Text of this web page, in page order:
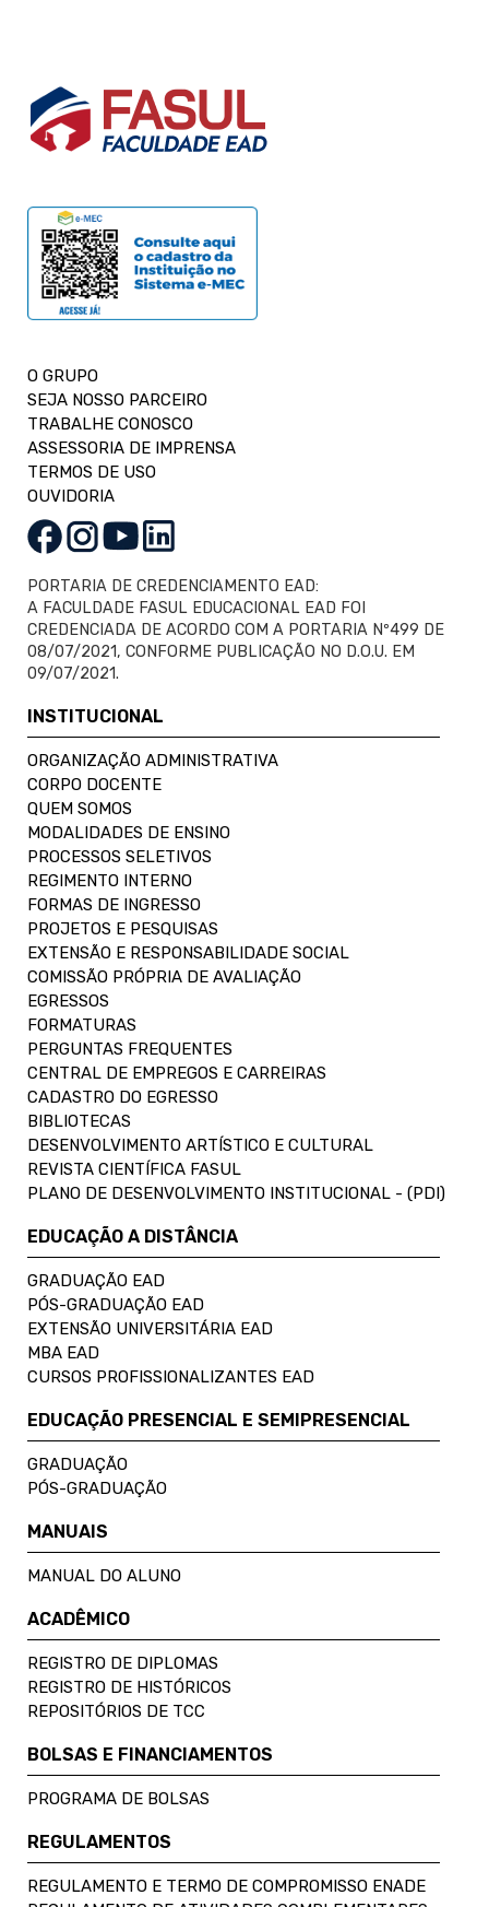
O GRUPO
SEJA NOSSO PARCEIRO
TRABALHE CONOSCO
ASSESSORIA DE IMPRENSA
TERMOS DE USO
OUVIDORIA
PORTARIA DE CREDENCIAMENTO EAD:
A FACULDADE FASUL EDUCACIONAL EAD FOI
CREDENCIADA DE ACORDO COM A PORTARIA Nº499 DE
08/07/2021, CONFORME PUBLICAÇÃO NO D.O.U. EM
09/07/2021.
INSTITUCIONAL
ORGANIZAÇÃO ADMINISTRATIVA
CORPO DOCENTE
QUEM SOMOS
MODALIDADES DE ENSINO
PROCESSOS SELETIVOS
REGIMENTO INTERNO
FORMAS DE INGRESSO
PROJETOS E PESQUISAS
EXTENSÃO E RESPONSABILIDADE SOCIAL
COMISSÃO PRÓPRIA DE AVALIAÇÃO
EGRESSOS
FORMATURAS
PERGUNTAS FREQUENTES
CENTRAL DE EMPREGOS E CARREIRAS
CADASTRO DO EGRESSO
BIBLIOTECAS
DESENVOLVIMENTO ARTÍSTICO E CULTURAL
REVISTA CIENTÍFICA FASUL
PLANO DE DESENVOLVIMENTO INSTITUCIONAL - (PDI)
EDUCAÇÃO A DISTÂNCIA
GRADUAÇÃO EAD
PÓS-GRADUAÇÃO EAD
EXTENSÃO UNIVERSITÁRIA EAD
MBA EAD
CURSOS PROFISSIONALIZANTES EAD
EDUCAÇÃO PRESENCIAL E SEMIPRESENCIAL
GRADUAÇÃO
PÓS-GRADUAÇÃO
MANUAIS
MANUAL DO ALUNO
ACADÊMICO
REGISTRO DE DIPLOMAS
REGISTRO DE HISTÓRICOS
REPOSITÓRIOS DE TCC
BOLSAS E FINANCIAMENTOS
PROGRAMA DE BOLSAS
REGULAMENTOS
REGULAMENTO E TERMO DE COMPROMISSO ENADE